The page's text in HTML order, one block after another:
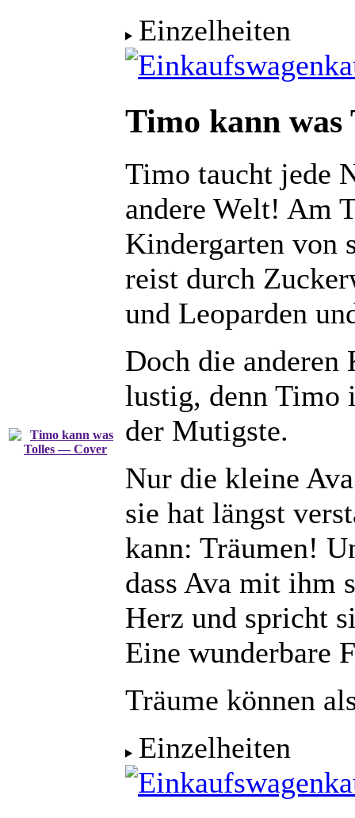
Einzelheiten
Timo kann was
Timo taucht jede
andere Welt! Am
Kindergarten von
reist durch
und Leoparden
Doch die anderen
lustig, denn Timo
der Mutigste.
Nur die kleine
sie hat längst
kann: Träumen!
dass Ava mit ihm
Herz und spricht
Eine wunderbare
Träume können
Einzelheiten